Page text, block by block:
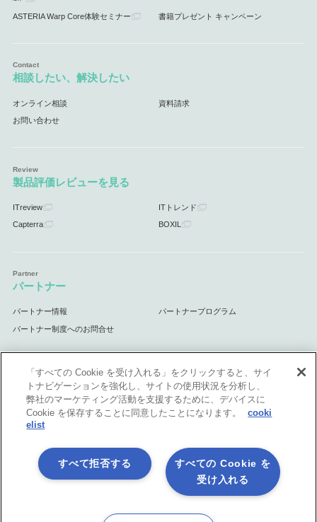
ASTERIA Warp Core体験セミナー 書籍プレゼント キャンペーン
相談したい、解決したい
オンライン相談 資料請求
お問い合わせ
製品評価レビューを見る
ITreview ITトレンド
Capterra BOXIL
パートナー
パートナー情報 パートナープログラム
パートナー制度へのお問合せ
サポート
サポート情報
各社商標について
会社情報
「すべての Cookie を受け入れる」をクリックすると、サイ
トナビゲーションを強化し、サイトの使用状況を分析し、
弊社のマーケティング活動を支援するために、デバイスに
Cookie を保存することに同意したことになります。
cooki
elist
すべての Cookie を
受け入れる
すべて拒否する